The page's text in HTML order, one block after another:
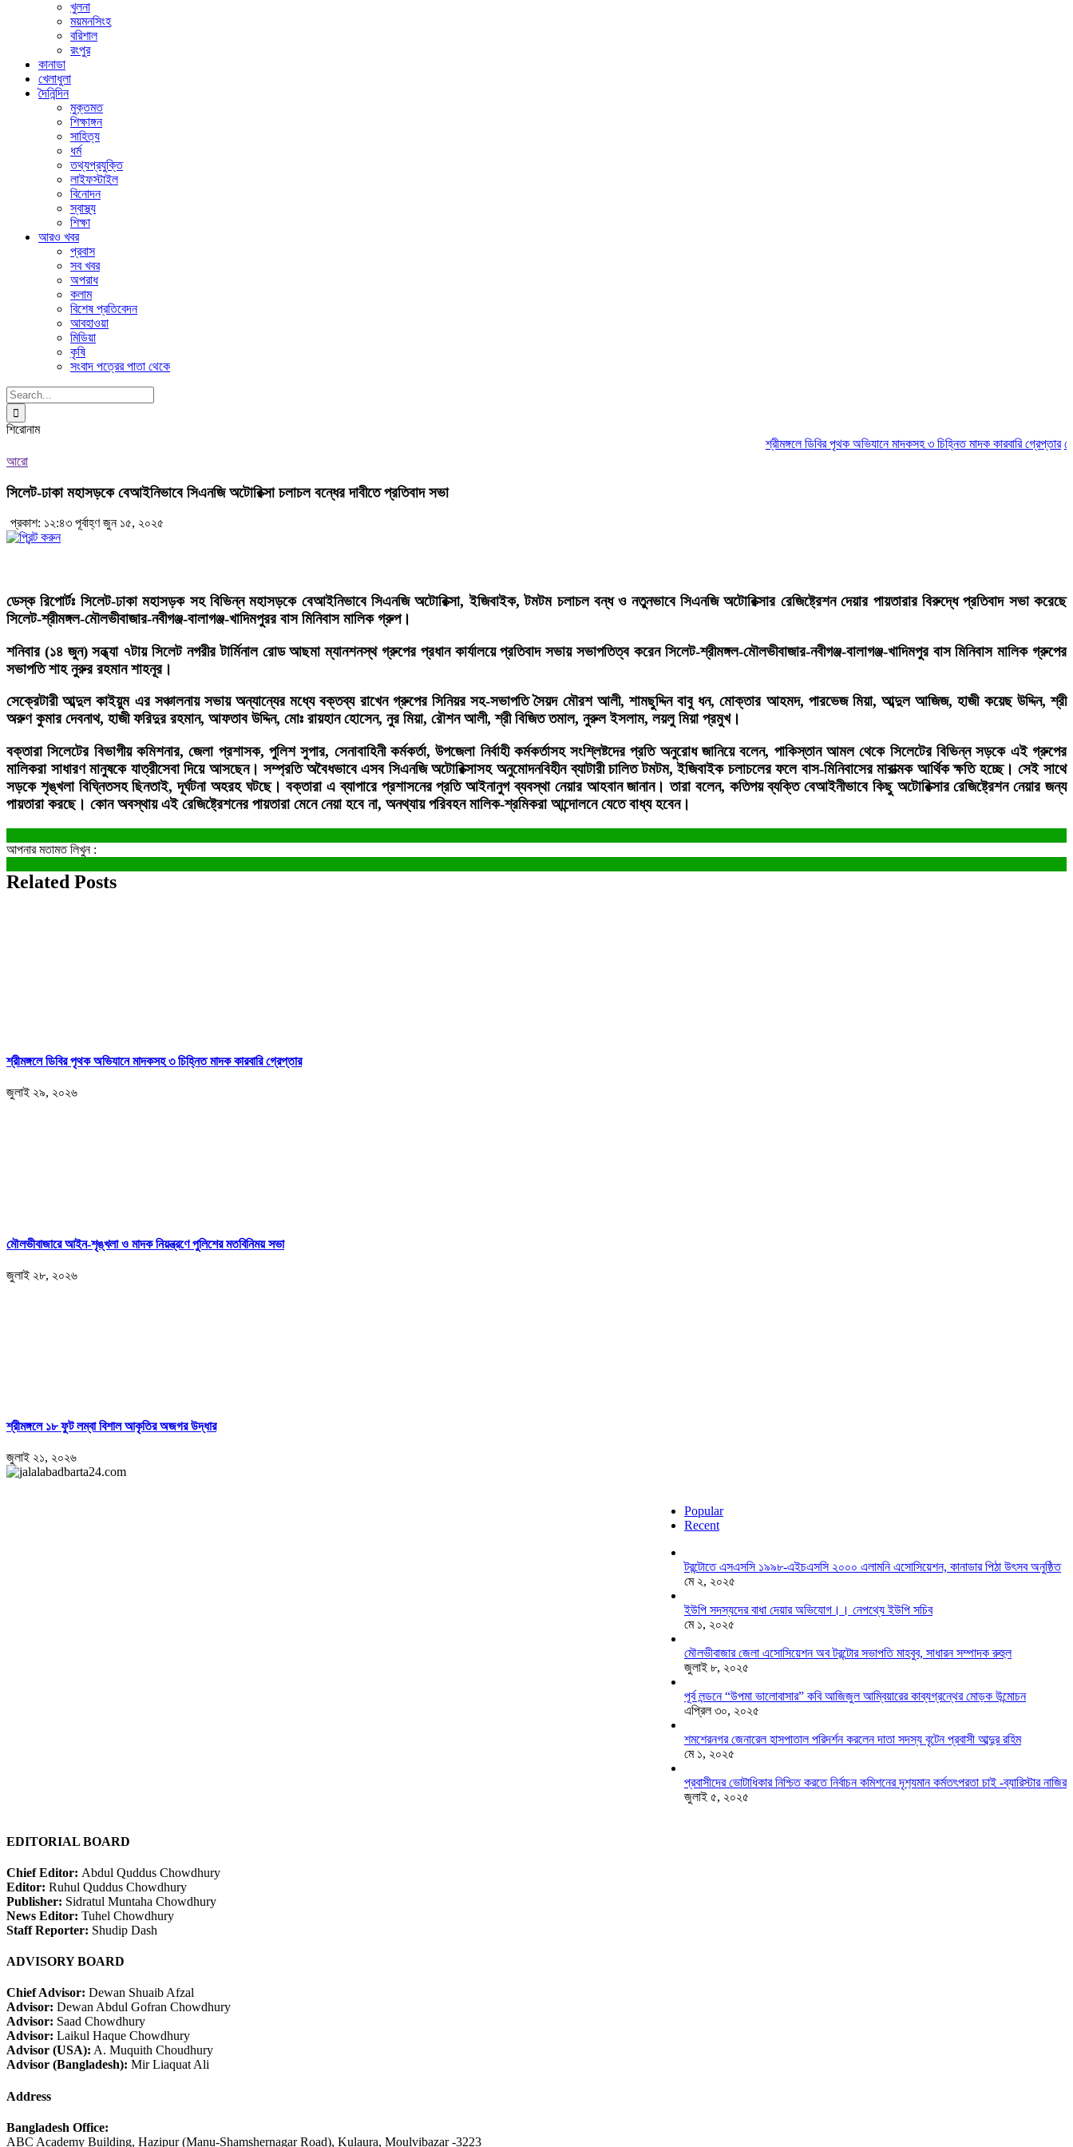
খুলনা
ময়মনসিংহ
বরিশাল
রংপুর
কানাডা
খেলাধুলা
দৈনিন্দিন
মুক্তমত
শিক্ষাঙ্গন
সাহিত্য
ধর্ম
তথ্যপ্রযুক্তি
লাইফস্টাইল
বিনোদন
স্বাস্থ্য
শিক্ষা
আরও খবর
প্রবাস
সব খবর
অপরাধ
কলাম
বিশেষ প্রতিবেদন
আবহাওয়া
মিডিয়া
কৃষি
সংবাদ পত্রের পাতা থেকে
Search
for:
শিরোনাম
শ্রীমঙ্গলে ডিবির পৃথক অভিযানে মাদকসহ ৩ চিহ্নিত মাদক কারবারি গ্রেপ্তার
আরো
সিলেট-ঢাকা মহাসড়কে বেআইনিভাবে সিএনজি অটোরিক্সা চলাচল বন্ধের দাবীতে প্রতিবাদ সভা
প্রকাশ: ১২:৪৩ পূর্বাহ্ণ জুন ১৫, ২০২৫
ডেস্ক রিপোর্টঃ সিলেট-ঢাকা মহাসড়ক সহ বিভিন্ন মহাসড়কে বেআইনিভাবে সিএনজি অটোরিক্সা, ইজিবাইক, টমটম চলাচল বন্ধ ও নতুনভাবে সিএনজি অটোরিক্সার রেজিষ্ট্রেশন দেয়ার পায়তারার বিরুদ্ধে প্রতিবাদ সভা করেছে
সিলেট-শ্রীমঙ্গল-মৌলভীবাজার-নবীগঞ্জ-বালাগঞ্জ-খাদিমপুরর বাস মিনিবাস মালিক গ্রুপ।
শনিবার (১৪ জুন) সন্ধ্যা ৭টায় সিলেট নগরীর টার্মিনাল রোড আছমা ম্যানশনস্থ গ্রুপের প্রধান কার্যালয়ে প্রতিবাদ সভায় সভাপতিত্ব করেন সিলেট-শ্রীমঙ্গল-মৌলভীবাজার-নবীগঞ্জ-বালাগঞ্জ-খাদিমপুর বাস মিনিবাস মালিক গ্রুপের
সভাপতি শাহ নুরুর রহমান শাহনূর।
সেক্রেটারী আব্দুল কাইয়ুম এর সঞ্চালনায় সভায় অন্যান্যের মধ্যে বক্তব্য রাখেন গ্রুপের সিনিয়র সহ-সভাপতি সৈয়দ মৌরশ আলী, শামছুদ্দিন বাবু ধন, মোক্তার আহমদ, পারভেজ মিয়া, আব্দুল আজিজ, হাজী কয়েছ উদ্দিন, শ্রী
অরুণ কুমার দেবনাথ, হাজী ফরিদুর রহমান, আফতাব উদ্দিন, মোঃ রায়হান হোসেন, নুর মিয়া, রৌশন আলী, শ্রী বিজিত তমাল, নুরুল ইসলাম, লয়লু মিয়া প্রমুখ।
বক্তারা সিলেটের বিভাগীয় কমিশনার, জেলা প্রশাসক, পুলিশ সুপার, সেনাবাহিনী কর্মকর্তা, উপজেলা নির্বাহী কর্মকর্তাসহ সংশ্লিষ্টদের প্রতি অনুরোধ জানিয়ে বলেন, পাকিস্তান আমল থেকে সিলেটের বিভিন্ন সড়কে এই গ্রুপের
মালিকরা সাধারণ মানুষকে যাত্রীসেবা দিয়ে আসছেন। সম্প্রতি অবৈধভাবে এসব সিএনজি অটোরিক্সাসহ অনুমোদনবিহীন ব্যাটারী চালিত টমটম, ইজিবাইক চলাচলের ফলে বাস-মিনিবাসের মারাত্মক আর্থিক ক্ষতি হচ্ছে। সেই সাথে
সড়কে শৃঙ্খলা বিঘ্নিতসহ ছিনতাই, দূর্ঘটনা অহরহ ঘটছে। বক্তারা এ ব্যাপারে প্রশাসনের প্রতি আইনানুগ ব্যবস্থা নেয়ার আহবান জানান। তারা বলেন, কতিপয় ব্যক্তি বেআইনীভাবে কিছু অটোরিক্সার রেজিষ্ট্রেশন নেয়ার জন্য
পায়তারা করছে। কোন অবস্থায় এই রেজিষ্ট্রেশনের পায়তারা মেনে নেয়া হবে না, অনথ্যায় পরিবহন মালিক-শ্রমিকরা আন্দোলনে যেতে বাধ্য হবেন।
আপনার মতামত লিখুন :
Related Posts
শ্রীমঙ্গলে ডিবির পৃথক অভিযানে মাদকসহ ৩ চিহ্নিত মাদক কারবারি গ্রেপ্তার
জুলাই ২৯, ২০২৬
মৌলভীবাজারে আইন-শৃঙ্খলা ও মাদক নিয়ন্ত্রণে পুলিশের মতবিনিময় সভা
জুলাই ২৮, ২০২৬
শ্রীমঙ্গলে ১৮ ফুট লম্বা বিশাল আকৃতির অজগর উদ্ধার
জুলাই ২১, ২০২৬
Popular
Recent
টরন্টোতে এসএসসি ১৯৯৮-এইচএসসি ২০০০ এলামনি এসোসিয়েশন, কানাডার পিঠা উৎসব অনুষ্ঠিত
মে ২, ২০২৫
ইউপি সদস্যদের বাধা দেয়ার অভিযোগ।। নেপথ্যে ইউপি সচিব
মে ১, ২০২৫
মৌলভীবাজার জেলা এসোসিয়েশন অব টরন্টোর সভাপতি মাহবুব, সাধারন সম্পাদক রুহুল
জুলাই ৮, ২০২৫
পূর্ব লন্ডনে “উপমা ভালোবাসার” কবি আজিজুল আম্বিয়ারের কাব্যগ্রন্থের মোড়ক উন্মোচন
এপ্রিল ৩০, ২০২৫
শমশেরনগর জেনারেল হাসপাতাল পরিদর্শন করলেন দাতা সদস্য বৃটেন প্রবাসী আব্দুর রহিম
মে ১, ২০২৫
প্রবাসীদের ভোটাধিকার নিশ্চিত করতে নির্বাচন কমিশনের দৃশ‍্যমান কর্মতৎপরতা চাই -ব্যারিস্টার নাজির
জুলাই ৫, ২০২৫
EDITORIAL BOARD
Chief Editor: Abdul Quddus Chowdhury
Editor: Ruhul Quddus Chowdhury
Publisher: Sidratul Muntaha Chowdhury
News Editor: Tuhel Chowdhury
Staff Reporter: Shudip Dash
ADVISORY BOARD
Chief Advisor: Dewan Shuaib Afzal
Advisor: Dewan Abdul Gofran Chowdhury
Advisor: Saad Chowdhury
Advisor: Laikul Haque Chowdhury
Advisor (USA): A. Muquith Choudhury
Advisor (Bangladesh): Mir Liaquat Ali
Address
Bangladesh Office:
ABC Academy Building, Hazipur (Manu-Shamshernagar Road), Kulaura, Moulvibazar -3223